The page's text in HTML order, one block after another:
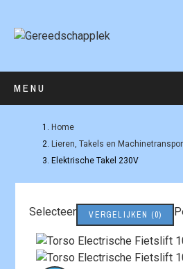
MENU
Home
Lieren, Takels en
Elektrische Takel 230V
Selecteer VERGELIJKEN (0)